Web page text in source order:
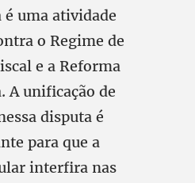
é uma atividade
o Regime de
e a Reforma
A unificação de
disputa é
para que a
interfira nas